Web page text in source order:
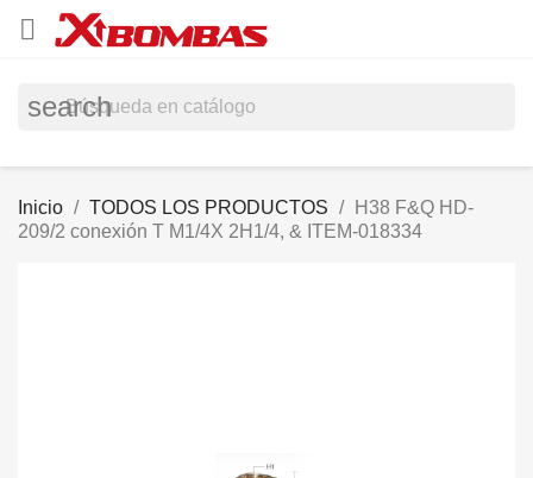

search
Inicio TODOS LOS PRODUCTOS
H38 F&Q HD-
209/2 conexión T M1/4X 2H1/4, & ITEM-018334